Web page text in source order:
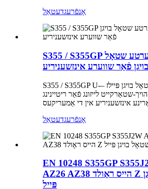
אָנפֿרעגדעטאַל
S355 / S355GP הייס געוואַלגערטע שטאָל
בויגן פֿאַר שווערע אינזשעניריע
S355 / S355GP U-טיפּ שטאָל בויגן פּיילז –
שטאַרקייט לייזונג פֿאַר ריטיינינג
אינזשעניריע אין די אַמעריקעס
אָנפֿרעגדעטאַל
EN 10248 S355GP
AZ26 AZ38 הייס ראָולד Z שטאָל בויגן
פּייל